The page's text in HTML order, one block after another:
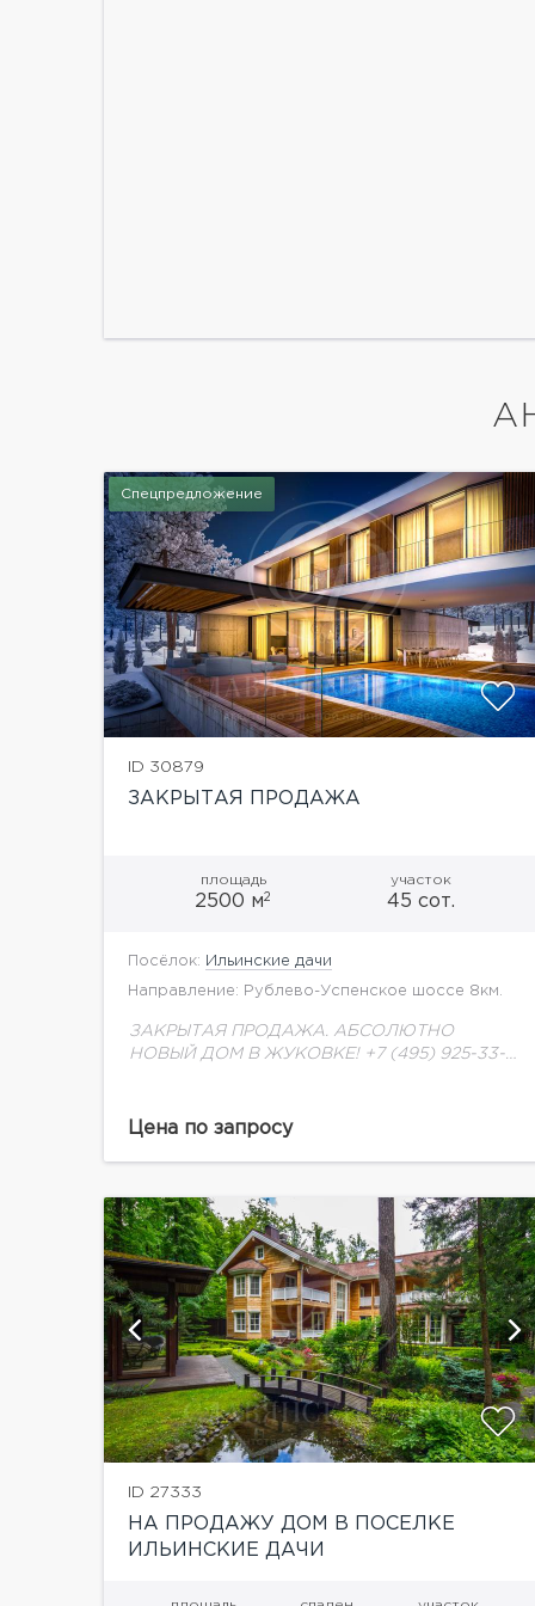
Спецпредложение
ID 30879
ЗАКРЫТАЯ ПРОДАЖА
площадь
2500 м2
участок
45 сот.
Посёлок: Ильинские дачи
Направление: Рублево-Успенское шоссе 8км.
ЗАКРЫТАЯ ПРОДАЖА. АБСОЛЮТНО
НОВЫЙ ДОМ В ЖУКОВКЕ! +7 (495) 925-33-
гостиная, кабинет с с/у, SPA-зона:сауна и
Цена по запросу
показать ещё 30 фотографий
ID 27333
НА ПРОДАЖУ ДОМ В ПОСЕЛКЕ
ИЛЬИНСКИЕ ДАЧИ
показать ещё 17 фотографий